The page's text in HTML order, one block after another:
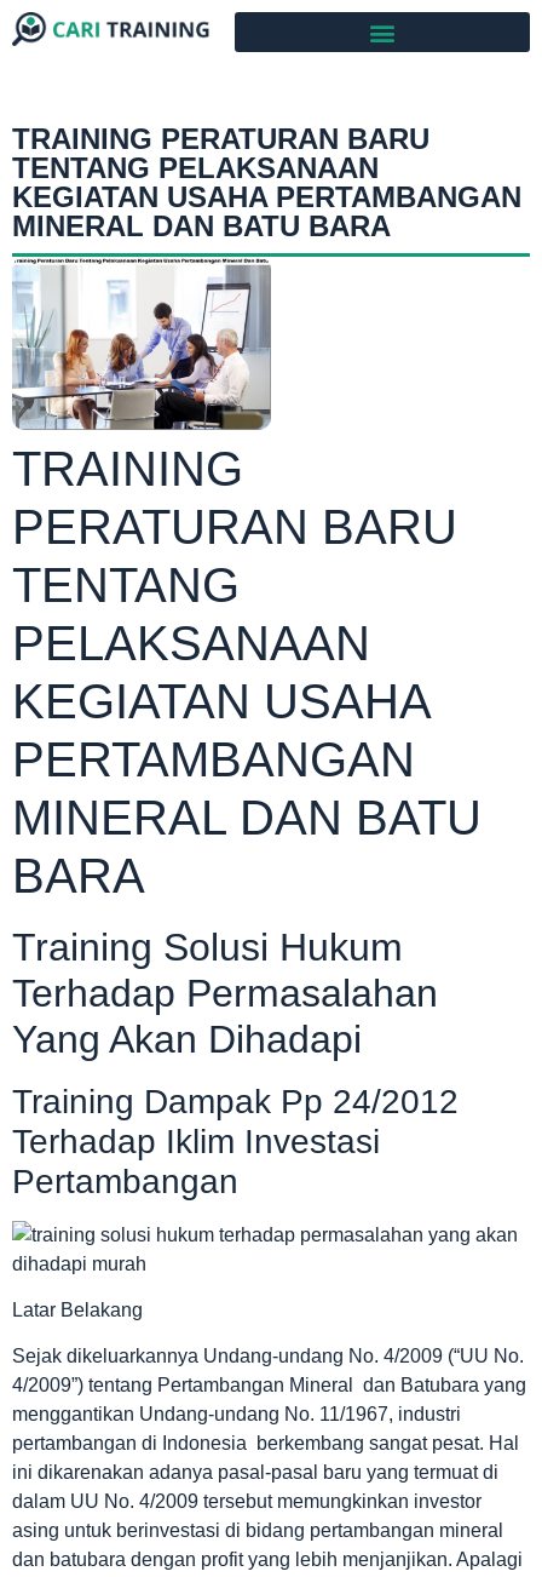
TRAINING PERATURAN BARU
TENTANG PELAKSANAAN
KEGIATAN USAHA PERTAMBANGAN
MINERAL DAN BATU BARA
TRAINING
PERATURAN BARU
TENTANG
PELAKSANAAN
KEGIATAN USAHA
PERTAMBANGAN
MINERAL DAN BATU
BARA
Training Solusi Hukum
Terhadap Permasalahan
Yang Akan Dihadapi
Training Dampak Pp 24/2012
Terhadap Iklim Investasi
Pertambangan
Latar Belakang
Sejak dikeluarkannya Undang-undang No. 4/2009 (“UU No.
4/2009”) tentang Pertambangan Mineral dan Batubara yang
menggantikan Undang-undang No. 11/1967, industri
pertambangan di Indonesia berkembang sangat pesat. Hal
ini dikarenakan adanya pasal-pasal baru yang termuat di
dalam UU No. 4/2009 tersebut memungkinkan investor
asing untuk berinvestasi di bidang pertambangan mineral
dan batubara dengan profit yang lebih menjanjikan. Apalagi